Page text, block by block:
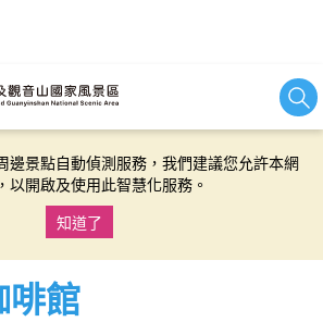
關技術以持續優化網站服務，並有助於為
邊景點自動偵測服務，我們建議您允許本網
以開啟及使用此智慧化服務。
知道了
啡館